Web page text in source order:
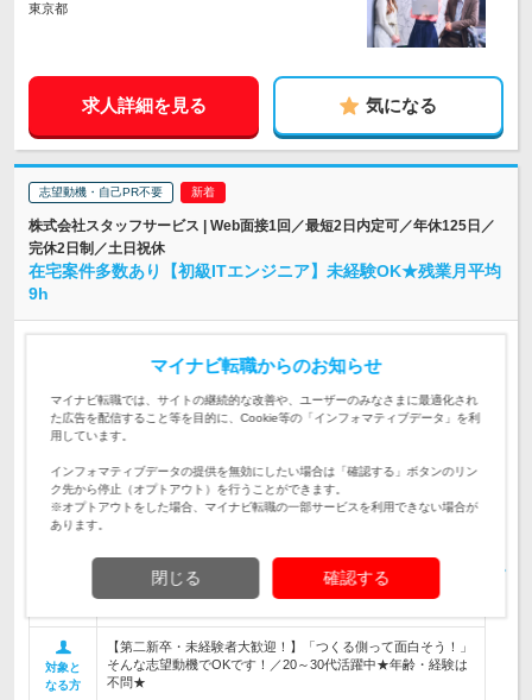
東京都
求人詳細を見る 気になる
志望動機・自己PR不要
株式会社スタッフサービス | Web面接1回／最短2日内定可／年休125日／
完休2日制／土日祝休
在宅案件多数あり【初級ITエンジニア】未経験OK★残業月平均
9h
リモートワーク可 女性のおしごと掲載中
情報更新日：2026/08/03 終了予定日：2026/08/27
【在宅案件あり】面接地エリアでの就業率92％以上★転居費用
給与
◆東京・神奈川・千葉・埼玉勤務:月給24万5,000円～55万円＋
各種手当（残業手当全額支給等） ◆その他の…
【全国97,833件以上のプロジェクト】自動車・ゲームアプリ・
ロボット・AI・医療向け機器等…多数の開発・プログラミング
対象と
なる方
【第二新卒・未経験者大歓迎！】「つくる側って面白そう！」
そんな志望動機でOKです！／20～30代活躍中★年齢・経験は
不問★
マイナビ転職からのお知らせ
マイナビ転職では、サイトの継続的な改善や、ユーザーのみなさまに最適化され
た広告を配信すること等を目的に、Cookie等の「インフォマティブデータ」を利
用しています。
インフォマティブデータの提供を無効にしたい場合は「確認する」ボタンのリン
ク先から停止（オプトアウト）を行うことができます。
※オプトアウトをした場合、マイナビ転職の一部サービスを利用できない場合が
あります。
閉じる 確認する